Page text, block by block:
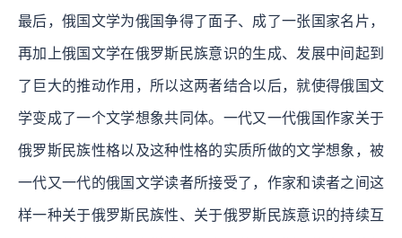
最后，俄国文学为俄国争得了面子、成了一张国家名片，
再加上俄国文学在俄罗斯民族意识的生成、发展中间起到
了巨大的推动作用，所以这两者结合以后，就使得俄国文
学变成了一个文学想象共同体。一代又一代俄国作家关于
俄罗斯民族性格以及这种性格的实质所做的文学想象，被
一代又一代的俄国文学读者所接受了，作家和读者之间这
样一种关于俄罗斯民族性、关于俄罗斯民族意识的持续互